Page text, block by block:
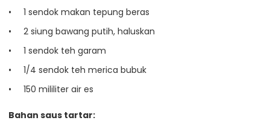
1 sendok makan tepung beras
2 siung bawang putih, haluskan
1 sendok teh garam
1/4 sendok teh merica bubuk
150 mililiter air es
Bahan saus tartar: